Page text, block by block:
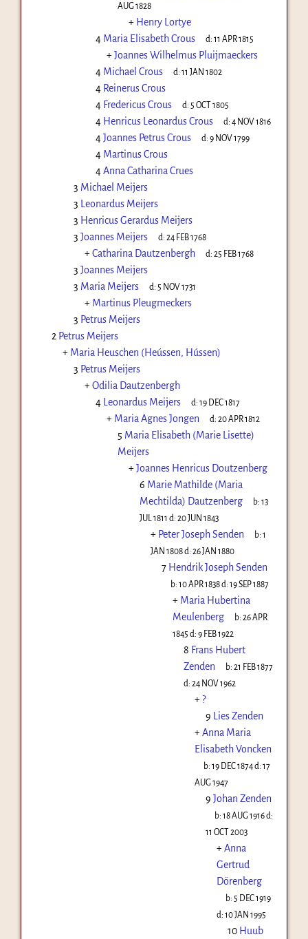
AUG 1828
+ Henry Lortye
4 Maria Elisabeth Crous d:11 APR 1815
+Joannes Wilhelmus Pluijmaeckers
4 Michael Crous d:11 JAN 1802
4 Reinerus Crous
4 Fredericus Crous d: 5 OCT 1805
4 Henricus Leonardus Crous d:4 NOV 1816
4Joannes Petrus Crous d:9 NOV 1799
4 Martinus Crous
4Anna Catharina Crues
3 Michael Meijers
3 Leonardus Meijers
3 Henricus Gerardus Meijers
3 Joannes Meijers d:24 FEB 1768
+Catharina Dautzenbergh d:25 FEB 1768
3 Joannes Meijers
3 Maria Meijers d: 5 NOV 1731
+ Martinus Pleugmeckers
3 Petrus Meijers
2 Petrus Meijers
+ Maria Heuschen (Heússen, Hússen)
3 Petrus Meijers
+Odilia Dautzenbergh
4 Leonardus Meijers d:19 DEC 1817
+ Maria Agnes Jongen d:20 APR 1812
5 Maria Elisabeth (Marie Lisette)
Meijers
+Joannes Henricus Doutzenberg
6 Marie Mathilde (Maria
Mechtilda) Dautzenberg
b:13
JUL 1811 d: 20 JUN 1843
+ Peter Joseph Senden b:1
JAN 1808d: 26 JAN 1880
7 Hendrik Joseph Senden
b:10 APR 1838d:19 SEP 1887
+ Maria Hubertina
Meulenberg
b:26 APR
1845 d: 9 FEB 1922
8 Frans Hubert
Zenden
b:21 FEB 1877
d: 24 NOV 1962
+ ?
9 Lies Zenden
+Anna Maria
Elisabeth Voncken
b:19 DEC 1874d:17
AUG 1947
9 Johan Zenden
b:18 AUG 1916d:
11 OCT 2003
+Anna
Gertrud
Dörenberg
b: 5 DEC 1919
d: 10 JAN 1995
10 Huub